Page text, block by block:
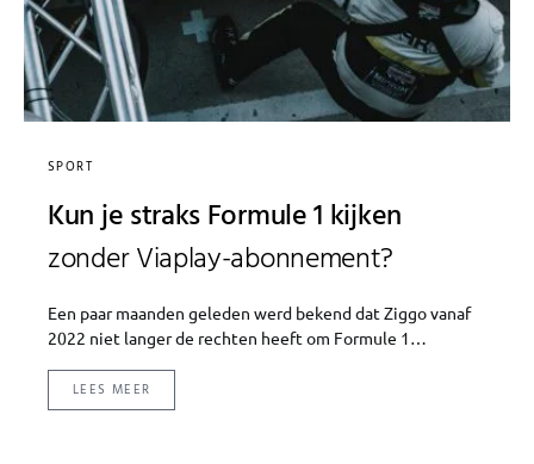
SPORT
Kun je straks Formule 1 kijken
zonder Viaplay-abonnement?
Een paar maanden geleden werd bekend dat Ziggo vanaf
2022 niet langer de rechten heeft om Formule 1…
LEES MEER